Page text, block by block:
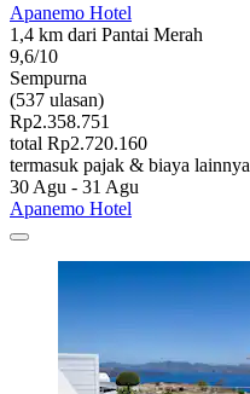
Apanemo Hotel
1,4 km dari Pantai Merah
9,6/10
Sempurna
(537 ulasan)
Rp2.358.751
total Rp2.720.160
termasuk pajak & biaya lainnya
30 Agu - 31 Agu
Apanemo Hotel